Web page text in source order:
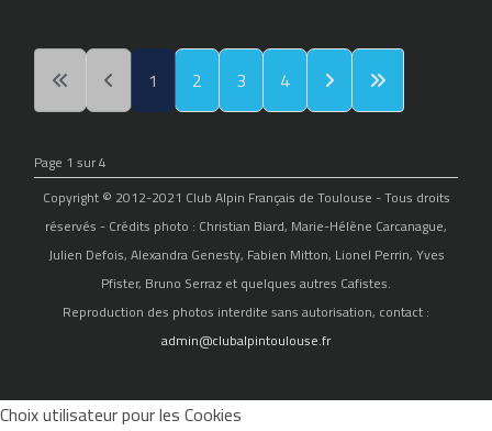
1 2 3 4
Page 1 sur 4
Copyright © 2012-2021 Club Alpin Français de Toulouse - Tous droits
réservés - Crédits photo : Christian Biard, Marie-Hélène Carcanague,
Julien Defois, Alexandra Genesty, Fabien Mitton, Lionel Perrin, Yves
Pfister, Bruno Serraz et quelques autres Cafistes.
Reproduction des photos interdite sans autorisation, contact :
admin@clubalpintoulouse.fr
Choix utilisateur pour les Cookies